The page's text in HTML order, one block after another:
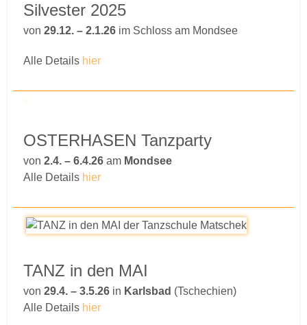
Silvester 2025
von 29.12. – 2.1.26 im Schloss am Mondsee
Alle Details hier
OSTERHASEN Tanzparty
von 2.4. – 6.4.26 am Mondsee
Alle Details hier
TANZ in den MAI
von 29.4. – 3.5.26 in Karlsbad (Tschechien)
Alle Details hier